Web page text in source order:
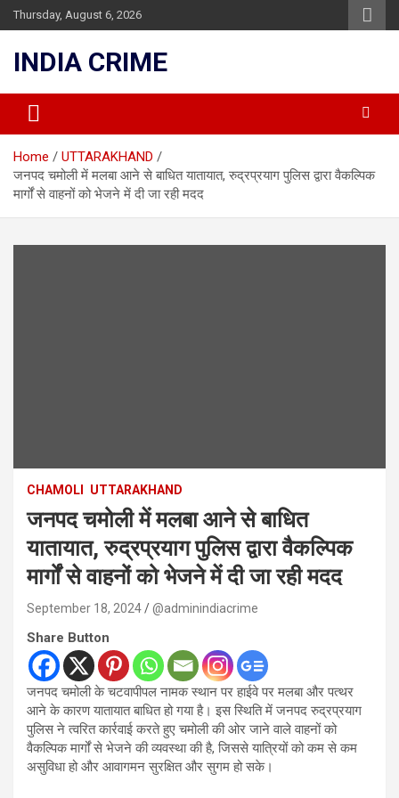
Skip
to
Thursday, August 6, 2026
INDIA CRIME
Home
UTTARAKHAND
जनपद चमोली में मलबा आने से बाधित यातायात, रुद्रप्रयाग पुलिस द्वारा वैकल्पिक
मार्गों से वाहनों को भेजने में दी जा रही मदद
CHAMOLI UTTARAKHAND
जनपद चमोली में मलबा आने से बाधित
यातायात, रुद्रप्रयाग पुलिस द्वारा वैकल्पिक
मार्गों से वाहनों को भेजने में दी जा रही मदद
September 18, 2024 @adminindiacrime
Share Button
जनपद चमोली के चटवापीपल नामक स्थान पर हाईवे पर मलबा और पत्थर
आने के कारण यातायात बाधित हो गया है। इस स्थिति में जनपद रुद्रप्रयाग
पुलिस ने त्वरित कार्रवाई करते हुए चमोली की ओर जाने वाले वाहनों को
वैकल्पिक मार्गों से भेजने की व्यवस्था की है, जिससे यात्रियों को कम से कम
असुविधा हो और आवागमन सुरक्षित और सुगम हो सके।